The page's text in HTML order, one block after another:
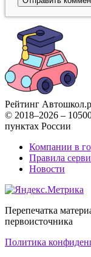
Рейтинг Автошкол
© 2018–2026 –
пунктах России
Компании в
Правила
Новости
Перепечатка
первоисточника
Политика